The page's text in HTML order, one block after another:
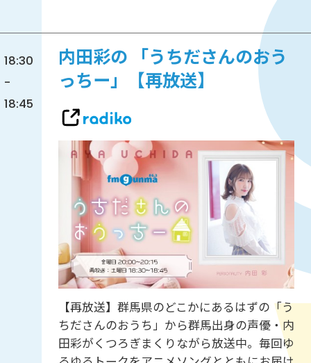
18:30
-
18:45
内田彩の 「うちださんのおう
っちー」【再放送】
【再放送】群馬県のどこかにあるはずの「う
ちださんのおうち」から群馬出身の声優・内
田彩がくつろぎまくりながら放送中。毎回ゆ